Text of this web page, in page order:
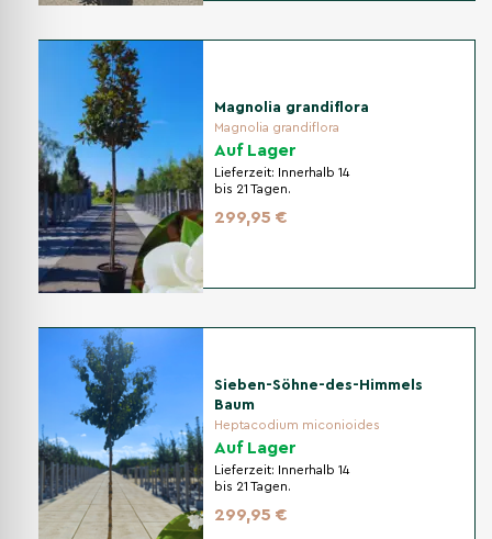
Magnolia grandiflora
Magnolia grandiflora
Auf Lager
Lieferzeit:
Innerhalb 14
bis 21 Tagen.
299,95 €
Sieben-Söhne-des-Himmels
Baum
Heptacodium miconioides
Auf Lager
Lieferzeit:
Innerhalb 14
bis 21 Tagen.
299,95 €